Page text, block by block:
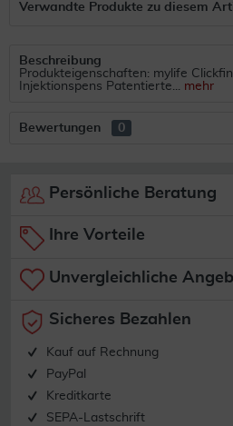
Verwandte Produkte zu diesem
Beschreibung
Produkteigenschaften: mylife
Injektionspens Patentierte... mehr
Bewertungen 0
Persönliche Beratung
Ihre Vorteile
Unvergleichliche
Sicheres Bezahlen
Kauf auf Rechnung
PayPal
Kreditkarte
SEPA-Lastschrift